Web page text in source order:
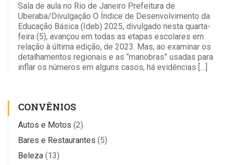
Sala de aula no Rio de Janeiro Prefeitura de
Uberaba/Divulgação O Índice de Desenvolvimento da
Educação Básica (Ideb) 2025, divulgado nesta quarta-
feira (5), avançou em todas as etapas escolares em
relação à última edição, de 2023. Mas, ao examinar os
detalhamentos regionais e as “manobras” usadas para
inflar os números em alguns casos, há evidências […]
CONVÊNIOS
Autos e Motos (2)
Bares e Restaurantes (5)
Beleza (13)